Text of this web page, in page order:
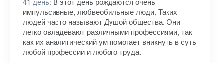
импульсивные, любвеобильные люди. Таких
людей часто называют Душой общества. Они
легко овладевают различными профессиями, так
как их аналитический ум помогает вникнуть в суть
любой профессии и любого труда.